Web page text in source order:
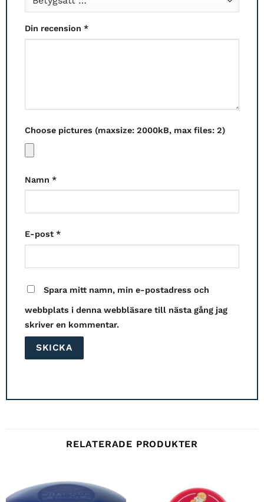
Din recension *
Choose pictures (maxsize: 2000kB, max files: 2)
Namn *
E-post *
Spara mitt namn, min e-postadress och
webbplats i denna webbläsare till nästa gång jag
skriver en kommentar.
RELATERADE PRODUKTER